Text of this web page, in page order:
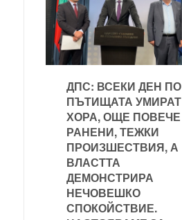
ДПС: ВСЕКИ ДЕН ПО
ПЪТИЩАТА УМИРАТ
ХОРА, ОЩЕ ПОВЕЧЕ
РАНЕНИ, ТЕЖКИ
ПРОИЗШЕСТВИЯ, А
ВЛАСТТА
ДЕМОНСТРИРА
НЕЧОВЕШКО
СПОКОЙСТВИЕ.